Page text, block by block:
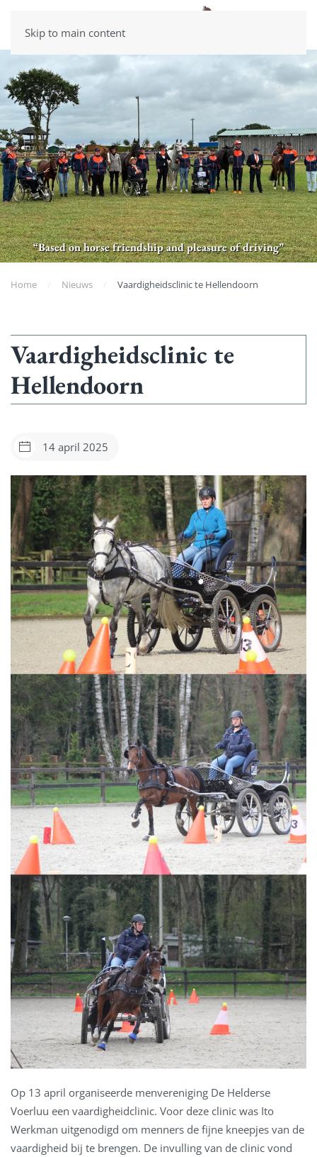
Skip to main content
“Based on horse friendship and pleasure of driving”
Home Nieuws Vaardigheidsclinic te Hellendoorn
Vaardigheidsclinic te
Hellendoorn
14 april 2025
Op 13 april organiseerde menvereniging De Helderse
Voerluu een vaardigheidclinic. Voor deze clinic was Ito
Werkman uitgenodigd om menners de fijne kneepjes van de
vaardigheid bij te brengen. De invulling van de clinic vond